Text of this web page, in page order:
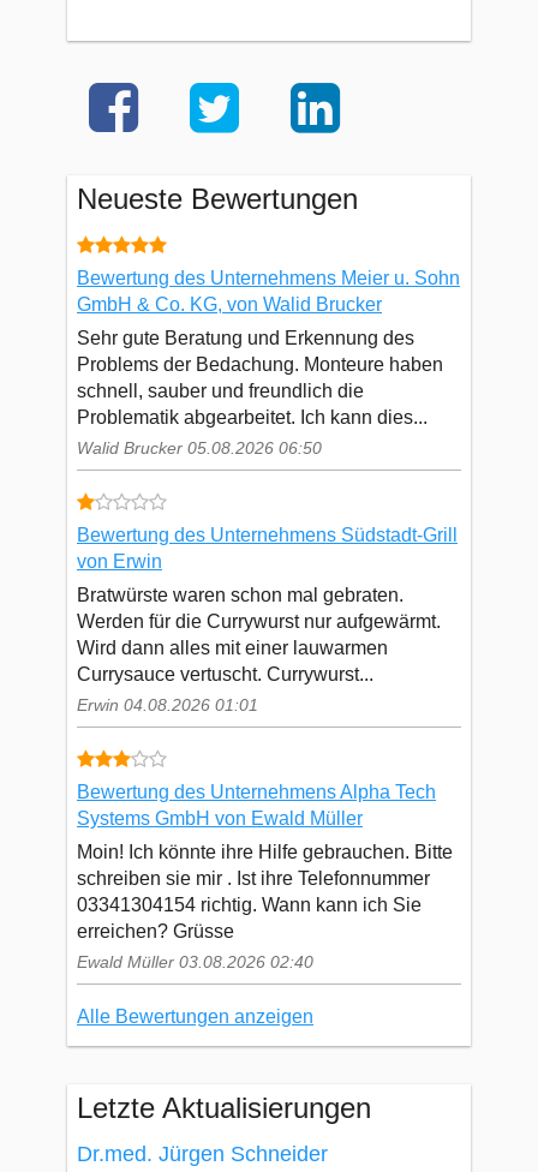
Neueste Bewertungen
Bewertung des Unternehmens Meier u. Sohn
GmbH & Co. KG, von Walid Brucker
Sehr gute Beratung und Erkennung des
Problems der Bedachung. Monteure haben
schnell, sauber und freundlich die
Problematik abgearbeitet. Ich kann dies...
Walid Brucker 05.08.2026 06:50
Bewertung des Unternehmens Südstadt-Grill
von Erwin
Bratwürste waren schon mal gebraten.
Werden für die Currywurst nur aufgewärmt.
Wird dann alles mit einer lauwarmen
Currysauce vertuscht. Currywurst...
Erwin 04.08.2026 01:01
Bewertung des Unternehmens Alpha Tech
Systems GmbH von Ewald Müller
Moin! Ich könnte ihre Hilfe gebrauchen. Bitte
schreiben sie mir . Ist ihre Telefonnummer
03341304154 richtig. Wann kann ich Sie
erreichen? Grüsse
Ewald Müller 03.08.2026 02:40
Alle Bewertungen anzeigen
Letzte Aktualisierungen
Dr.med. Jürgen Schneider